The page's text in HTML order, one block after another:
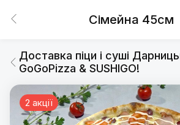
Сімейна 45см
Доставка піци і суші
GoGoPizza & SUSHIGO!
2 акції